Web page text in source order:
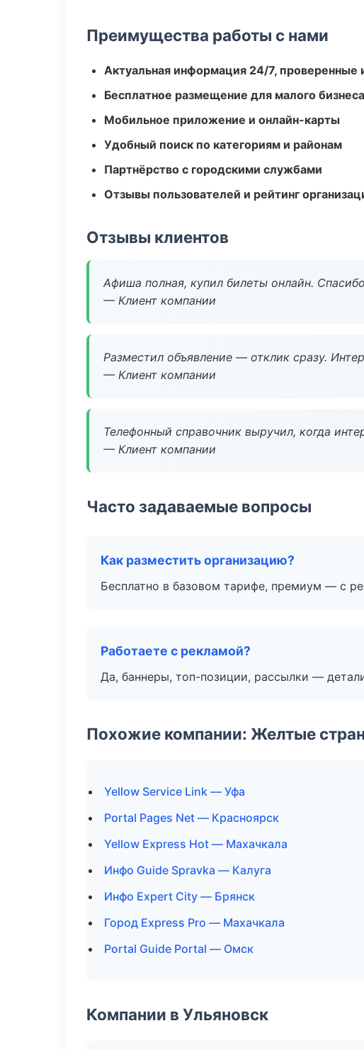
Преимущества работы с нами
Актуальная информация 24/7, проверенные
Бесплатное размещение для малого бизнеса
Мобильное приложение и онлайн-карты
Удобный поиск по категориям и районам
Партнёрство с городскими службами
Отзывы пользователей и рейтинг
Отзывы клиентов
Афиша полная, купил билеты онлайн.
— Клиент компании
Разместил объявление — отклик сразу.
— Клиент компании
Телефонный справочник выручил, когда
— Клиент компании
Часто задаваемые вопросы
Как разместить организацию?
Бесплатно в базовом тарифе, премиум — с
Работаете с рекламой?
Да, баннеры, топ-позиции, рассылки —
Похожие компании: Желтые
Yellow Service Link — Уфа
Portal Pages Net — Красноярск
Yellow Express Hot — Махачкала
Инфо Guide Spravka — Калуга
Инфо Expert City — Брянск
Город Express Pro — Махачкала
Portal Guide Portal — Омск
Компании в Ульяновск